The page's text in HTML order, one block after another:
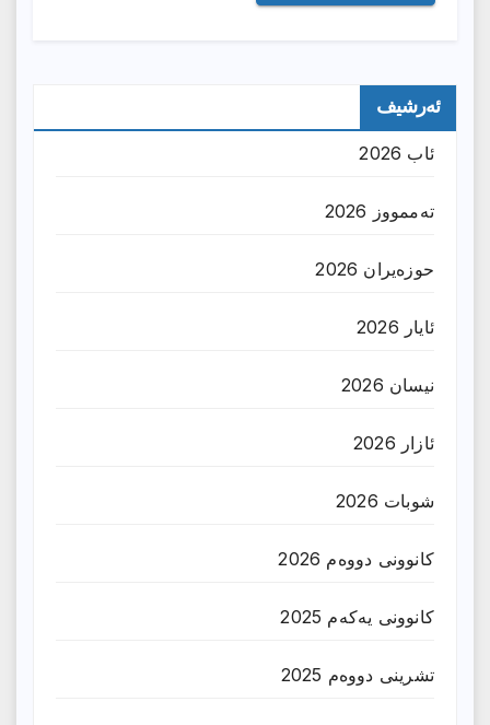
ئەرشیف
ئاب 2026
تەممووز 2026
حوزه‌یران 2026
ئایار 2026
نیسان 2026
ئازار 2026
شوبات 2026
کانوونی دووەم 2026
کانوونی یەکەم 2025
تشرینی دووەم 2025